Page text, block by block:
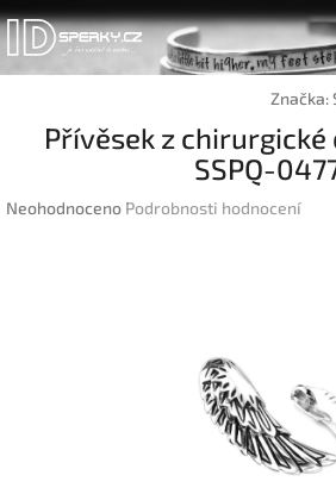
Přejít
na
obsah
Značka:
Přívěsek z chirurgické
SSPQ-
Průměrné
Neohodnoceno Podrobnosti hodnocení